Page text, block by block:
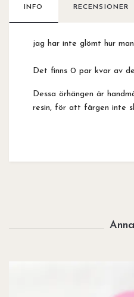
INFO RECENSIONER
jag har inte glömt hur
Det finns 0 par kvar av
Dessa örhängen är
resin, för att färgen inte